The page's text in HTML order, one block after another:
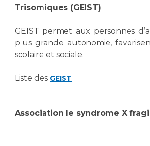
Cancer
Médecine nucléaire
Les pôles d'activité médicale
Adresser un examen au
Centres de référence Maladies Rares
Trisomiques (GEIST)
GEIST permet aux personnes
plus grande autonomie,
scolaire et sociale.
Liste des GEIST
Association le syndrome X